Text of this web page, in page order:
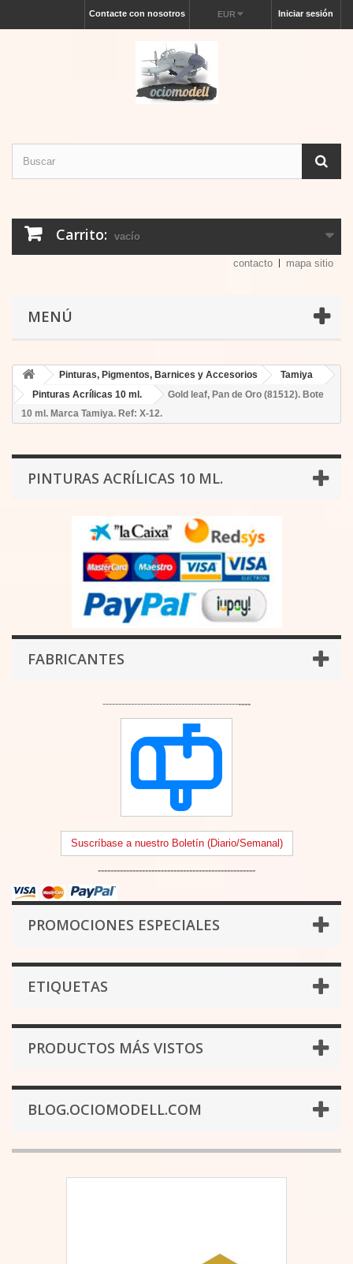
Iniciar sesión
EUR
Contacte con nosotros
Carrito: vacío
contacto mapa sitio
MENÚ
Pinturas, Pigmentos, Barnices y Accesorios
Tamiya
Pinturas Acrílicas 10 ml.
Gold leaf, Pan de Oro (81512). Bote
10 ml. Marca Tamiya. Ref: X-12.
PINTURAS ACRÍLICAS 10 ML.
FABRICANTES
-----------------------------------------------
Suscríbase a nuestro Boletín (Diario/Semanal)
--------------------------------------------------
PROMOCIONES ESPECIALES
ETIQUETAS
PRODUCTOS MÁS VISTOS
BLOG.OCIOMODELL.COM